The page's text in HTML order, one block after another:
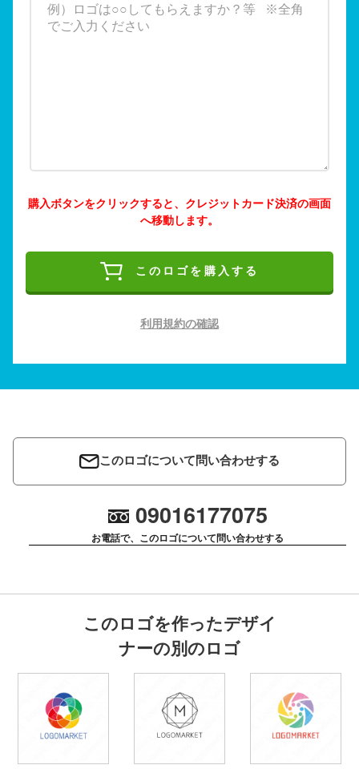
購入ボタンをクリックすると、クレジットカード決済の画面
へ移動します。
このロゴを購入する
利用規約の確認
このロゴについて問い合わせする
09016177075
お電話で、このロゴについて問い合わせする
このロゴを作ったデザイ
ナーの別のロゴ